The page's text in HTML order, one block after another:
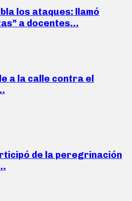
los ataques: llamó
a docentes…
a la calle contra el
de la peregrinación